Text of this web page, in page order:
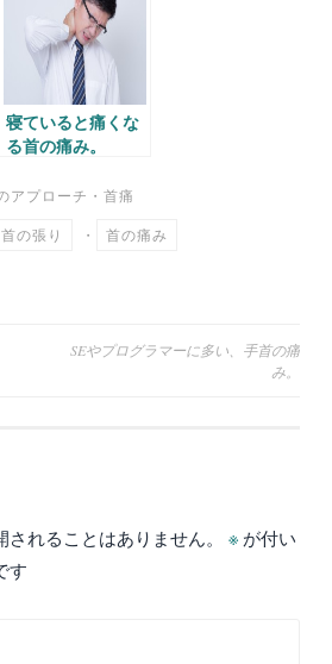
寝ていると痛くな
る首の痛み。
アプローチ ・ 首痛
首の張り ・ 首の痛み
SEやプログラマーに多い、手首の痛
み。
れることはありません。 ※ が付い
す